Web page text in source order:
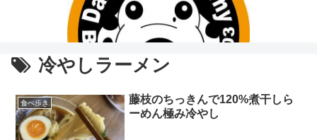
冷やしラーメン
食べ歩き
藤枝のちっきんで120%煮干しら
ーめん極み冷やし